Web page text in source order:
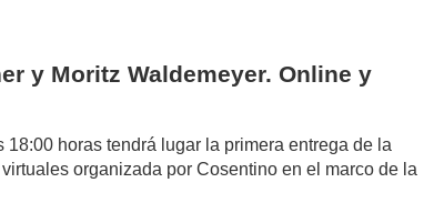
y Moritz Waldemeyer. Online y
horas tendrá lugar la primera entrega de la
organizada por Cosentino en el marco de la